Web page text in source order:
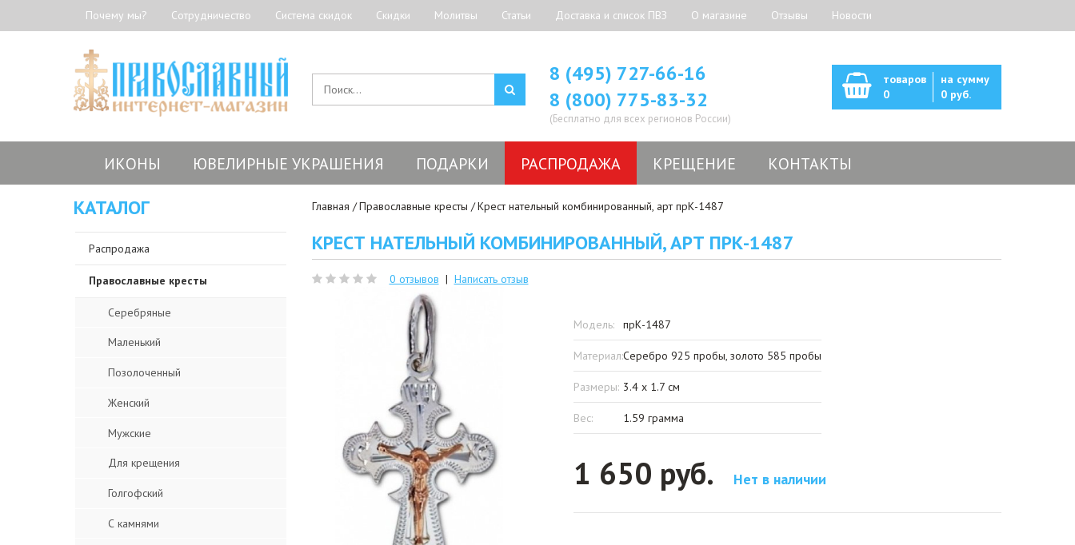
Почему мы? Сотрудничество Система скидок Скидки Молитвы Статьи Доставка и список ПВЗ О магазине Отзывы Новости
8 (495) 727-66-16
8 (800) 775-83-32
(Бесплатно для всех регионов России)
товаров
0
на сумму
0 руб.
ИКОНЫ ЮВЕЛИРНЫЕ УКРАШЕНИЯ ПОДАРКИ РАСПРОДАЖА КРЕЩЕНИЕ КОНТАКТЫ
КАТАЛОГ
Распродажа
Православные кресты
Серебряные
Маленький
Позолоченный
Женский
Мужские
Для крещения
Голгофский
С камнями
Главная Православные кресты Крест нательный комбинированный, арт прК-1487
КРЕСТ НАТЕЛЬНЫЙ КОМБИНИРОВАННЫЙ, АРТ ПРК-1487
0 отзывов | Написать отзыв
Модель: прК-1487
Материал:Серебро 925 пробы, золото 585 пробы
Размеры: 3.4 x 1.7 см
Вес: 1.59 грамма
1 650 руб. Нет в наличии